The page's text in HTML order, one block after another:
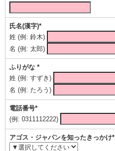
氏名(漢字)*
姓 (例: 鈴木)
名 (例: 太郎)
ふりがな *
姓 (例: すずき)
名 (例: たろう)
電話番号*
(例: 0311112222)
アゴス・ジャパンを知ったきっかけ*